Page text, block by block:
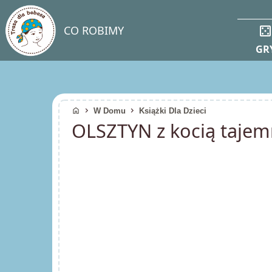
CO ROBIMY casino
home chevron_right W Domu chevron_right Książki Dla Dzieci
OLSZTYN z kocią